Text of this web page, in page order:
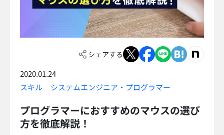
シェアする
2020.01.24
スキル
システムエンジニア・プログラマー
プログラマーにおすすめのマウスの選び
方を徹底解説！